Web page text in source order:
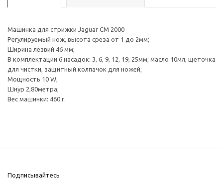
Машинка для стрижки Jaguar CM 2000
Регулируемый нож, высота среза от 1 до 2мм;
Ширина лезвий 46 мм;
В комплектации 6 насадок: 3, 6, 9, 12, 19, 25мм; масло 10мл, щеточка
для чистки, защитный колпачок для ножей;
Мощность 10 W;
Шнур 2,80метра;
Вес машинки: 460 г.
Подписывайтесь